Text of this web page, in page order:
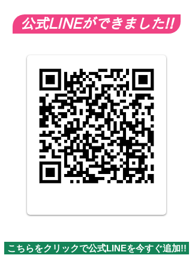
公式LINEができました!!
こちらをクリックで公式LINEを今すぐ追加!!